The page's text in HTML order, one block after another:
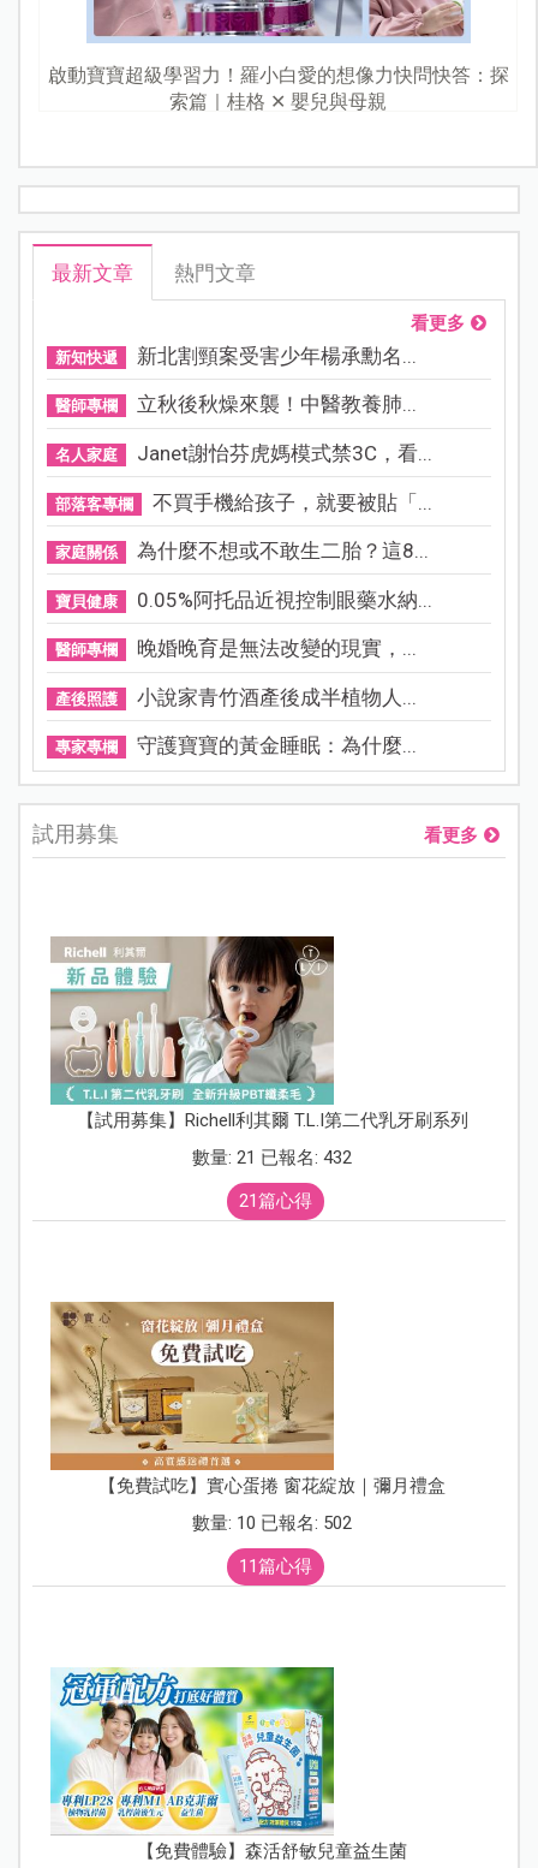
啟動寶寶超級學習力！羅小白愛的想像力快問快答：探
索篇｜桂格 ✕ 嬰兒與母親
最新文章 熱門文章
看更多
新知快遞 新北割頸案受害少年楊承勳名...
醫師專欄 立秋後秋燥來襲！中醫教養肺...
名人家庭 Janet謝怡芬虎媽模式禁3C，看...
部落客專欄 不買手機給孩子，就要被貼「...
家庭關係 為什麼不想或不敢生二胎？這8...
寶貝健康 0.05%阿托品近視控制眼藥水納...
醫師專欄 晚婚晚育是無法改變的現實，...
產後照護 小說家青竹酒產後成半植物人...
專家專欄 守護寶寶的黃金睡眠：為什麼...
試用募集 看更多
【試用募集】Richell利其爾 T.L.I第二代乳牙刷系列
數量: 21 已報名: 432
21篇心得
【免費試吃】實心蛋捲 窗花綻放｜彌月禮盒
數量: 10 已報名: 502
11篇心得
【免費體驗】森活舒敏兒童益生菌